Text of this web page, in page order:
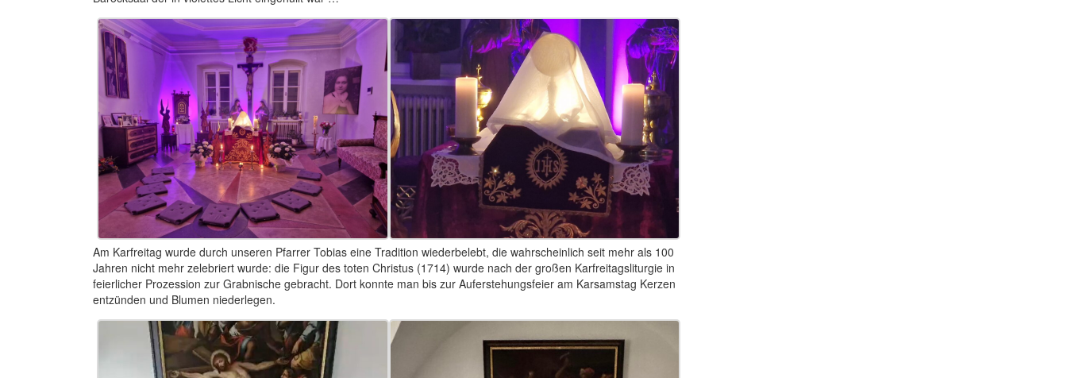
Am Karfreitag wurde durch unseren Pfarrer Tobias eine Tradition wiederbelebt, die wahrscheinlich seit mehr als 100
Jahren nicht mehr zelebriert wurde: die Figur des toten Christus (1714) wurde nach der großen Karfreitagsliturgie in
feierlicher Prozession zur Grabnische gebracht. Dort konnte man bis zur Auferstehungsfeier am Karsamstag Kerzen
entzünden und Blumen niederlegen.